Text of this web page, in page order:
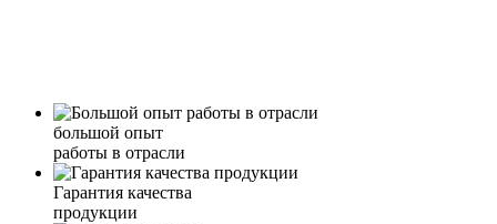
большой опыт
работы в отрасли
Гарантия качества
продукции